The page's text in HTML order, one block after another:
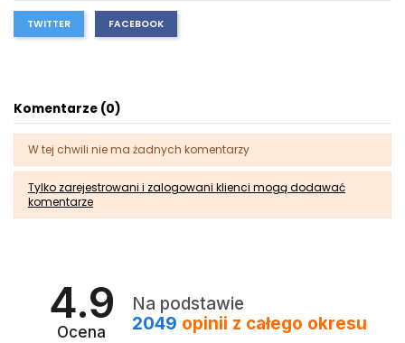
TWITTER FACEBOOK
Komentarze (0)
W tej chwili nie ma żadnych komentarzy
Tylko zarejestrowani i zalogowani klienci mogą dodawać
komentarze
4.9
Ocena
Na podstawie
2049 opinii z całego okresu